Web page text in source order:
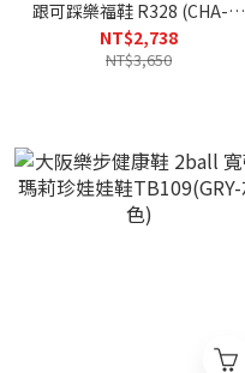
跟可踩樂福鞋 R328 (CHA-炭
灰色)
NT$2,738
NT$3,650